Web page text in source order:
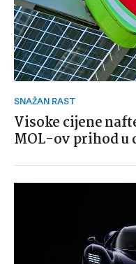
SNAŽAN RAST
Visoke cijene
MOL-ov prihod u